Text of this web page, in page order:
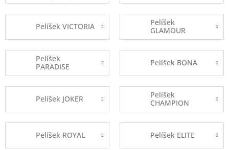
Pelíšek VICTORIA
Pelíšek
GLAMOUR
Pelíšek
PARADISE
Pelíšek BONA
Pelíšek JOKER
Pelíšek
CHAMPION
Pelíšek ROYAL Pelíšek ELITE